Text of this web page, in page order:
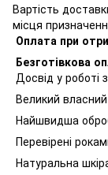
Вартість
місця
Оплата при
Безготівкова
Досвід у роботі
Великий
Найшвидша
Перевірені
Натуральна